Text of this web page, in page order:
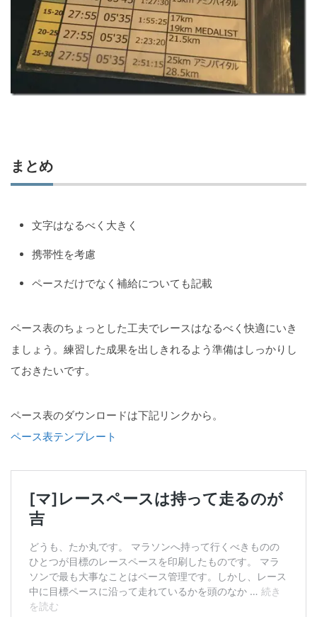
まとめ
文字はなるべく大きく
携帯性を考慮
ペースだけでなく補給についても記載
ペース表のちょっとした工夫でレースはなるべく快適にいき
ましょう。練習した成果を出しきれるよう準備はしっかりし
ておきたいです。
ペース表のダウンロードは下記リンクから。
ペース表テンプレート